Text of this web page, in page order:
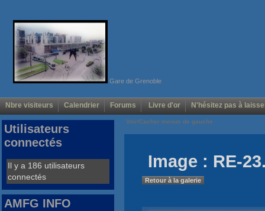
Gare de Grenoble
Nbre visiteurs Calendrier Forums Livre d'or N'hésitez pas à
Voir/Cacher menus de gauche
Image : RE-
Retour à la galerie
Utilisateurs
connectés
Il y a 186 utilisateurs
connectés
AMFG INFO